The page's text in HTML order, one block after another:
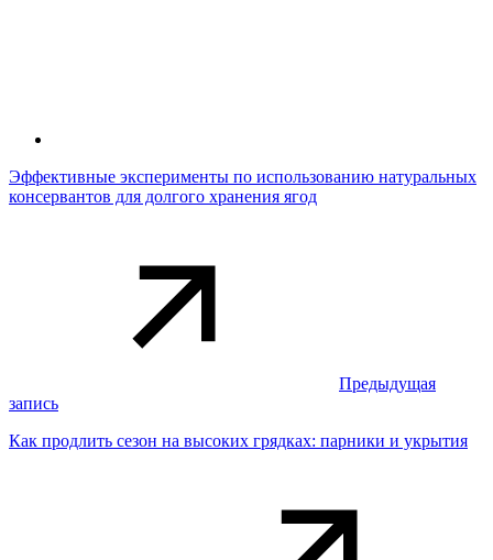
Эффективные эксперименты по использованию натуральных
консервантов для долгого хранения ягод
Предыдущая
запись
Как продлить сезон на высоких грядках: парники и укрытия